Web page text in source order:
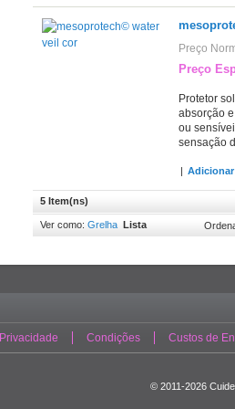
Preço
Preço
Protetor
absorção
ou
sensação
| Adicionar
5 Item(ns)
Ver como: Grelha Lista
Privacidade Condições Custos de
© 2011-2026